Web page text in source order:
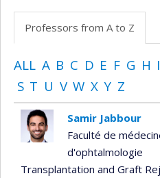
Professors from A to Z
ALL A B C D E F G H I
S T U V W X Y Z
Samir Jabbour
Faculté de
d'ophtalmologie
Transplantation and Graft